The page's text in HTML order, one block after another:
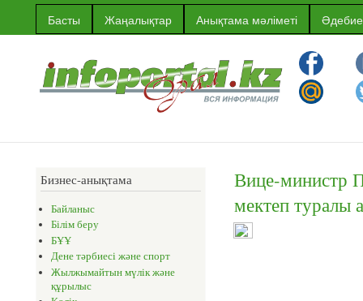
Басты Жаңалықтар Анықтама мәліметі
Орал
қаласының
ақпараттық
порталы
Бизнес-анықтама
Байланыс
Білім беру
БҰҰ
Дене тәрбиесі және спорт
Жылжымайтын мүлік және
құрылыс
Вице-министр
мектеп туралы